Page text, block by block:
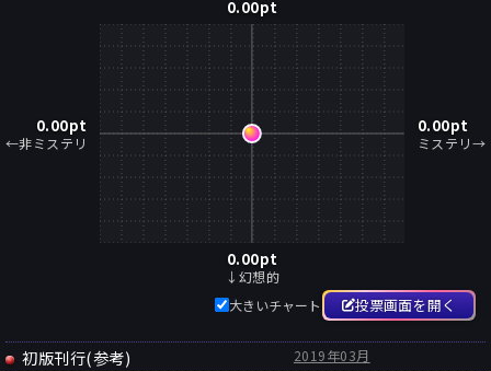
0.00pt
0.00pt
←非ミステリ
0.00pt
ミステリ→
0.00pt
↓幻想的
大きいチャート
投票画面を開く
初版刊行(参考) 2019年03月